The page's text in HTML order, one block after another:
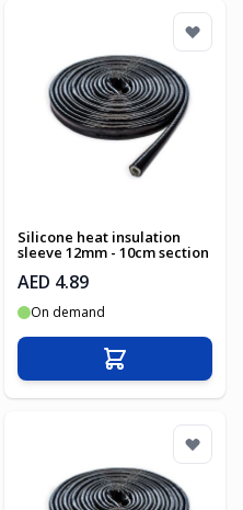
Silicone heat insulation
sleeve 12mm - 10cm section
AED 4.89
On demand
Add to Cart